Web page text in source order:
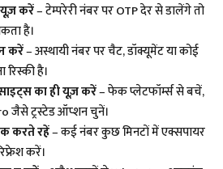
यूज़ करें– टेम्परेरी नंबर पर OTP देर से डालेंगे तो
है।
करें– अस्थायी नंबर पर चैट, डॉक्यूमेंट या कोई
रिस्की है।
का ही यूज़ करें– फेक प्लेटफॉर्म्स से बचें,
जैसे ट्रस्टेड ऑप्शन चुनें।
करते रहें– कई नंबर कुछ मिनटों में एक्सपायर
करें।